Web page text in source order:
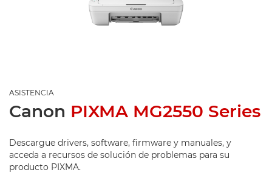
ASISTENCIA
Canon PIXMA MG2550 Series
Descargue drivers, software, firmware y manuales, y
acceda a recursos de solución de problemas para su
producto PIXMA.